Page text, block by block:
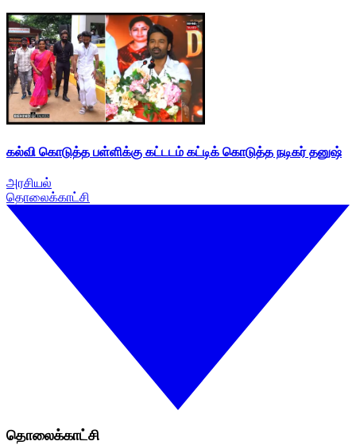
கல்வி கொடுத்த பள்ளிக்கு கட்டடம் கட்டிக் கொடுத்த நடிகர் தனுஷ்
அரசியல்
தொலைக்காட்சி
தொலைக்காட்சி